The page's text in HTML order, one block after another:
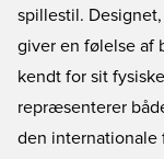
spillestil.
giver en følelse af
kendt for sit
repræsenterer
den internationale